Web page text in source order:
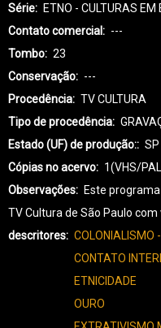
Série
ETNO - CULTURAS EM
Contato comercial
---
Tombo
23
Conservação
---
Procedência
TV CULTURA
Tipo de procedência
Estado (UF) de produção:
SP
Cópias no acervo
1(VHS/
Observações
Este
TV Cultura de São Paulo
descritores
COLONIALISMO
CONTATO
ETNICIDADE
OURO